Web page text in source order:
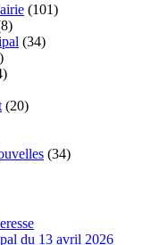
(101)
(34)
(20)
(34)
du 13 avril 2026